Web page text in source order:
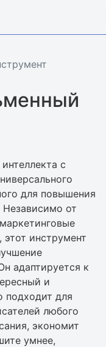
с
для повышения
Независимо от
инструмент
адаптируется к
и
подходит для
любого
экономит
умнее,